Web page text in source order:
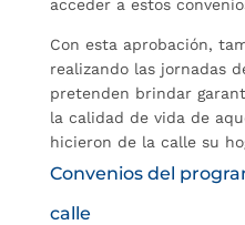
acceder a estos
Con esta aprobación,
realizando las jornadas
pretenden brindar
la calidad de vida de
hicieron de la calle su
Convenios del
calle